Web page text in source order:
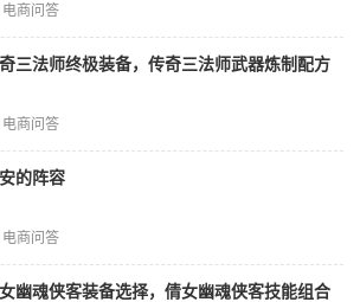
电商问答
三法师终极装备，传奇三法师武器炼制配方
电商问答
的阵容
电商问答
幽魂侠客装备选择，倩女幽魂侠客技能组合